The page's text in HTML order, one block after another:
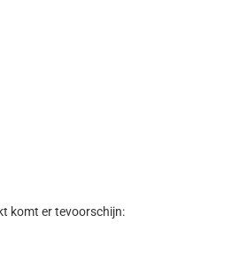
komt er tevoorschijn: